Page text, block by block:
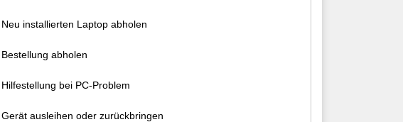
Neu installierten Laptop abholen
Bestellung abholen
Hilfestellung bei PC-Problem
Gerät ausleihen oder zurückbringen